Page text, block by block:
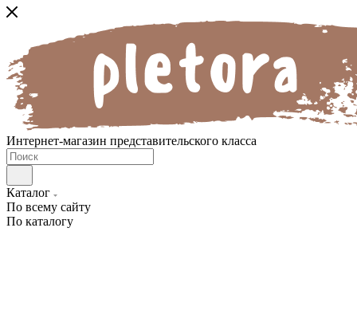
Интернет-магазин представительского класса
Каталог
По всему сайту
По каталогу